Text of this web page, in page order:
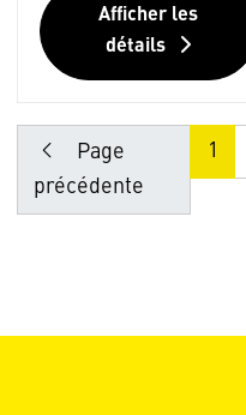
Afficher les
détails
Page
précédente
1